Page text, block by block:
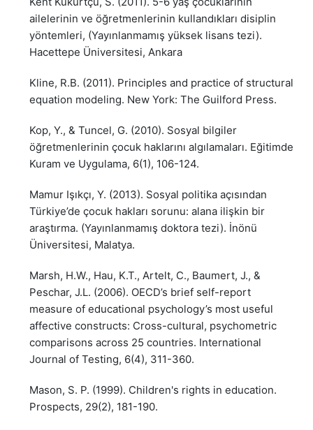
ailelerinin ve öğretmenlerinin kullandıkları disiplin
yöntemleri, (Yayınlanmamış yüksek lisans tezi).
Hacettepe Üniversitesi, Ankara
Kline, R.B. (2011). Principles and practice of structural
equation modeling. New York: The Guilford Press.
Kop, Y., & Tuncel, G. (2010). Sosyal bilgiler
öğretmenlerinin çocuk haklarını algılamaları. Eğitimde
Kuram ve Uygulama, 6(1), 106-124.
Mamur Işıkçı, Y. (2013). Sosyal politika açısından
Türkiye’de çocuk hakları sorunu: alana ilişkin bir
araştırma. (Yayınlanmamış doktora tezi). İnönü
Üniversitesi, Malatya.
Marsh, H.W., Hau, K.T., Artelt, C., Baumert, J., &
Peschar, J.L. (2006). OECD’s brief self-report
measure of educational psychology’s most useful
affective constructs: Cross-cultural, psychometric
comparisons across 25 countries. International
Journal of Testing, 6(4), 311-360.
Mason, S. P. (1999). Children's rights in education.
Prospects, 29(2), 181-190.